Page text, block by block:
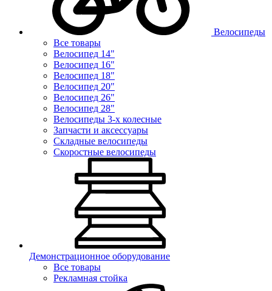
Велосипеды
Все товары
Велосипед 14"
Велосипед 16"
Велосипед 18"
Велосипед 20"
Велосипед 26"
Велосипед 28"
Велосипеды 3-х колесные
Запчасти и аксессуары
Складные велосипеды
Скоростные велосипеды
Демонстрационное оборудование
Все товары
Рекламная стойка